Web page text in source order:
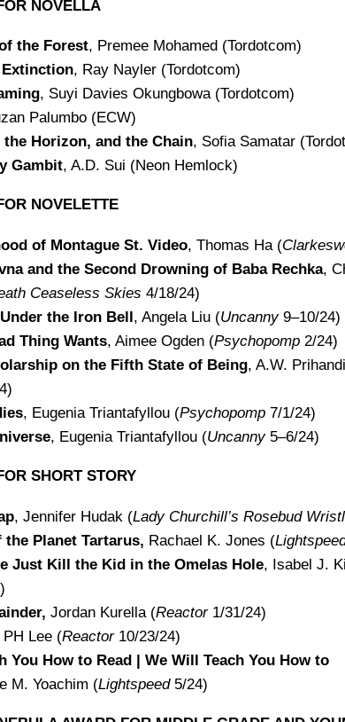
NOVELLA
the Forest, Pre­mee Moha­med (Tordot­com)
Extinc­tion, Ray Nay­ler (Tordot­com)
, Suyi Davies Okung­bo­wa (Tordot­com)
Pal­um­bo (ECW)
the Hori­zon, and the Chain, Sofia Samat­ar
Gam­bit, A.D. Sui (Neon Hem­lock)
NOVELETTE
of Mon­ta­gue St. Video, Tho­mas Ha (
and the Second Drow­ning of Baba Rech­ka,
Cea­se­l­ess Ski­es 4/​18/​24)
the Iron Bell , Ange­la Liu (Uncan­ny9–10/24)
Thing Wants, Aimee Ogden (Psy­cho­pomp 2/​24)
on the Fifth Sta­te of Being, A.W.
, Euge­nia Tri­an­ta­f­yll­ou (Psy­cho­pomp 7/​1/​24)
, Euge­nia Tri­an­ta­f­yll­ou (Uncan­ny5–6/24)
SHORT STORY
, Jen­ni­fer Hudak (Lady Churchill’s Rose­bud
the Pla­net Tar­ta­rus, Racha­el K. Jones (
Just Kill the Kid in the Ome­las Hole, Isa­bel J.
Jor­dan Kurel­la (Reac­tor1/​31/​24)
PH Lee (Reac­tor10/​23/​24)
You How to Read | We Will Teach You How to
M. Yoa­chim (Lightspeed5/​24)